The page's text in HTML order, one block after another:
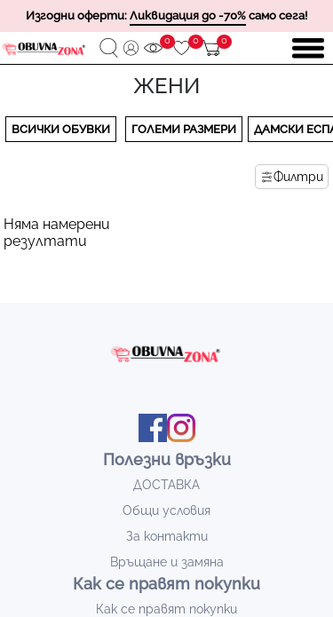
Изгодни оферти: Ликвидация до -70% само сега!
0 0 0
ЖЕНИ
ВСИЧКИ ОБУВКИ ГОЛЕМИ РАЗМЕРИ ДАМСКИ
Филтри
Няма намерени
резултати
Полезни връзки
ДОСТАВКА
Общи условия
За контакти
Връщане и замяна
Как се правят покупки
Как се правят покупки